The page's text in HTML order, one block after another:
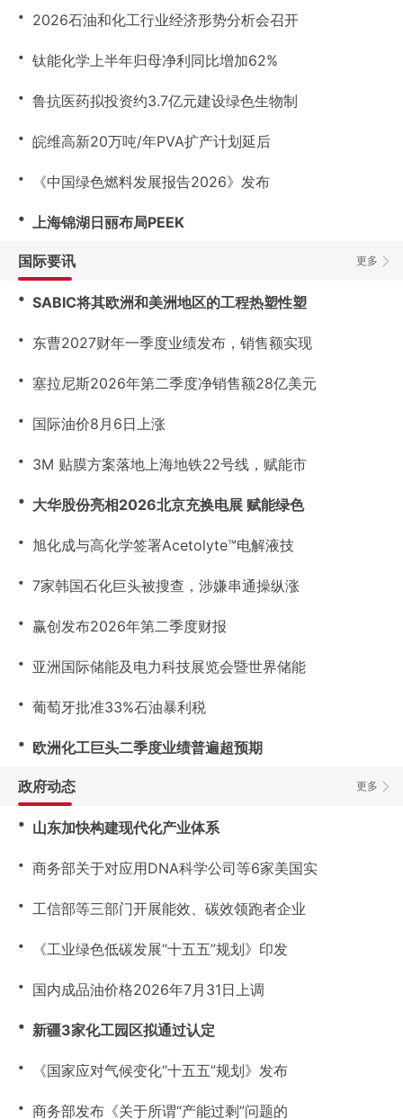
・ 2026石油和化工行业经济形势分析会召开
・ 钛能化学上半年归母净利同比增加62%
・ 鲁抗医药拟投资约3.7亿元建设绿色生物制
・ 皖维高新20万吨/年PVA扩产计划延后
・ 《中国绿色燃料发展报告2026》发布
・ 上海锦湖日丽布局PEEK
更多
国际要讯
・ SABIC将其欧洲和美洲地区的工程热塑性塑
・ 东曹2027财年一季度业绩发布，销售额实现
・ 塞拉尼斯2026年第二季度净销售额28亿美元
・ 国际油价8月6日上涨
・ 3M 贴膜方案落地上海地铁22号线，赋能市
・ 大华股份亮相2026北京充换电展 赋能绿色
・ 旭化成与高化学签署Acetolyte™电解液技
・ 7家韩国石化巨头被搜查，涉嫌串通操纵涨
・ 赢创发布2026年第二季度财报
・ 亚洲国际储能及电力科技展览会暨世界储能
・ 葡萄牙批准33%石油暴利税
・ 欧洲化工巨头二季度业绩普遍超预期
更多
政府动态
・ 山东加快构建现代化产业体系
・ 商务部关于对应用DNA科学公司等6家美国实
・ 工信部等三部门开展能效、碳效领跑者企业
・ 《工业绿色低碳发展“十五五”规划》印发
・ 国内成品油价格2026年7月31日上调
・ 新疆3家化工园区拟通过认定
・ 《国家应对气候变化“十五五”规划》发布
・ 商务部发布《关于所谓“产能过剩”问题的